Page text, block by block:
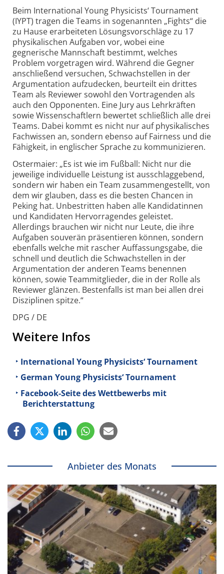
Beim International Young Physicists‘ Tournament
(IYPT) tragen die Teams in sogenannten „Fights“ die
zu Hause erarbeiteten Lösungs­vorschläge zu 17
physikalischen Aufgaben vor, wobei eine
gegnerische Mannschaft bestimmt, welches
Problem vorgetragen wird. Während die Gegner
anschließend versuchen, Schwach­stellen in der
Argumentation aufzu­decken, beurteilt ein drittes
Team als Reviewer sowohl den Vortragenden als
auch den Opponenten. Eine Jury aus Lehr­kräften
sowie Wissenschaftlern bewertet schließlich alle drei
Teams. Dabei kommt es nicht nur auf physikalisches
Fach­wissen an, sondern ebenso auf Fairness und die
Fähigkeit, in englischer Sprache zu kommunizieren.
Ostermaier: „Es ist wie im Fußball: Nicht nur die
jeweilige individuelle Leistung ist ausschlag­gebend,
sondern wir haben ein Team zusammen­gestellt, von
dem wir glauben, dass es die besten Chancen in
Peking hat. Unbestritten haben alle Kandidatinnen
und Kandidaten Hervor­ragendes geleistet.
Allerdings brauchen wir nicht nur Leute, die ihre
Aufgaben souverän präsentieren können, sondern
ebenfalls welche mit rascher Auffassungs­gabe, die
schnell und deutlich die Schwach­stellen in der
Argumentation der anderen Teams benennen
können, sowie Team­mitglieder, die in der Rolle als
Reviewer glänzen. Bestenfalls ist man bei allen drei
Disziplinen spitze.“
DPG / DE
Weitere Infos
International Young Physicists‘ Tournament
German Young Physicists‘ Tournament
Facebook-Seite des Wettbewerbs mit
Berichterstattung
Anbieter des Monats